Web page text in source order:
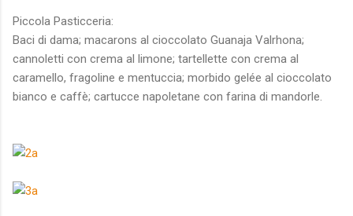
Piccola Pasticceria:
Baci di dama; macarons al cioccolato Guanaja Valrhona;
cannoletti con crema al limone; tartellette con crema al
caramello, fragoline e mentuccia; morbido gelée al cioccolato
bianco e caffè; cartucce napoletane con farina di mandorle.